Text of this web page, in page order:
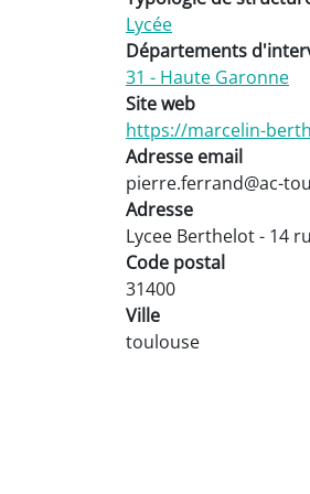
Lycée
Départements
31 - Haute Garonne
Site web
https://marcelin-
Adresse email
pierre.ferrand@ac-
Adresse
Lycee Berthelot - 14
Code postal
31400
Ville
toulouse